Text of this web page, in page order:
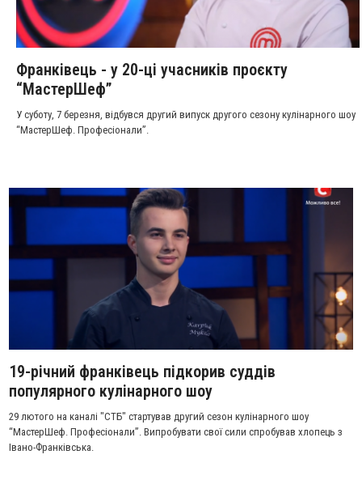
Франківець - у 20-ці учасників проєкту
“МастерШеф”
У суботу, 7 березня, відбувся другий випуск другого сезону кулінарного шоу
“МастерШеф. Професіонали”.
19-річний франківець підкорив суддів
популярного кулінарного шоу
29 лютого на каналі "СТБ" стартував другий сезон кулінарного шоу
“МастерШеф. Професіонали”. Випробувати свої сили спробував хлопець з
Івано-Франківська.